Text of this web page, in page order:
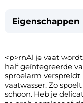
Eigenschappen
<p>rnAl je vaat wordt
half geïntegreerde
sproeiarm verspreidt
vaatwasser. Zo
schoon. Heb je